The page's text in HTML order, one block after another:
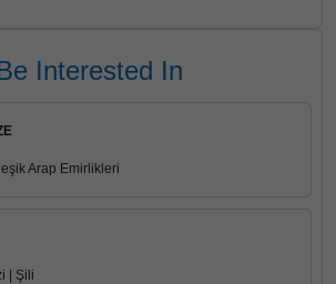
Interested In
Arap Emirlikleri
| Şili